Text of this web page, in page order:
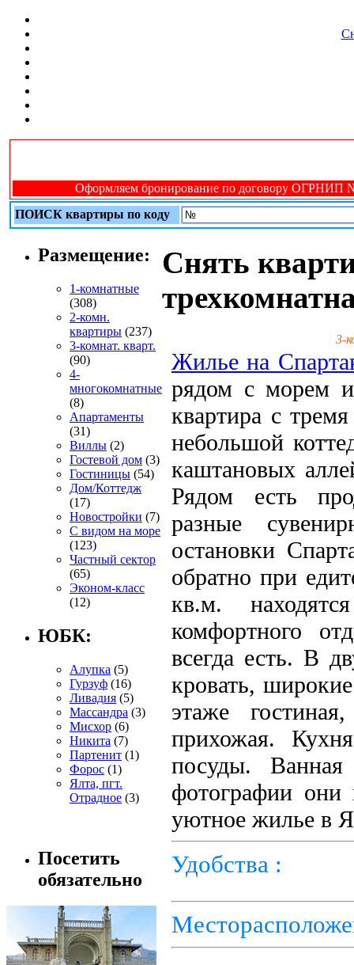
Оформляем бронирование по договору ОГРНИП №
ПОИСК квартиры по коду
Размещение:
1-комнатные
(308)
2-комн.
квартиры (237)
3-комнат. кварт.
(90)
4-
многокомнатные
(8)
Апартаменты
(31)
Виллы (2)
Гостевой дом (3)
Гостиницы (54)
Дом/Коттедж
(17)
Новостройки (7)
С видом на море
(123)
Частный сектор
(65)
Эконом-класс
(12)
ЮБК:
Алупка (5)
Гурзуф (16)
Ливадия (5)
Массандра (3)
Мисхор (6)
Никита (7)
Партенит (1)
Форос (1)
Ялта, пгт.
Отрадное (3)
Посетить
обязательно
Снять
3-
Жилье на
рядом с морем и
квартира с
небольшой
каштановых
Рядом есть
разные
остановки
обратно при
кв.м.
комфортного
всегда есть. В
кровать,
этаже
прихожая.
посуды.
фотографии они
уютное жилье в
Удобства :